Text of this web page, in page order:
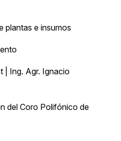
plantas e insumos
| Ing. Agr. Ignacio
del Coro Polifónico de